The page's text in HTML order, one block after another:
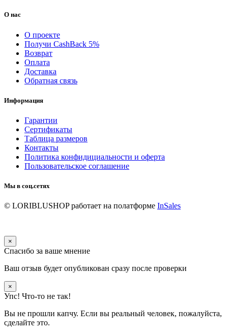
О нас
О проекте
Получи CashBack 5%
Возврат
Оплата
Доставка
Обратная связь
Информация
Гарантии
Сертификаты
Таблица размеров
Контакты
Политика конфидициальности и оферта
Пользовательское соглашение
Мы в соц.сетях
© LORIBLUSHOPработает на полатформе InSales
×
Спасибо за ваше мнение
Ваш отзыв будет опубликован сразу после проверки
×
Упс! Что-то не так!
Вы не прошли капчу. Если вы реальный человек, пожалуйста,
сделайте это.